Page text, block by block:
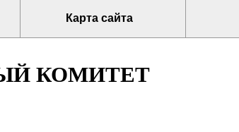
Карта сайта
КОМИТЕТ